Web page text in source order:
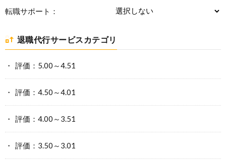
転職サポート：
退職代行サービスカテゴリ
評価：5.00～4.51
評価：4.50～4.01
評価：4.00～3.51
評価：3.50～3.01